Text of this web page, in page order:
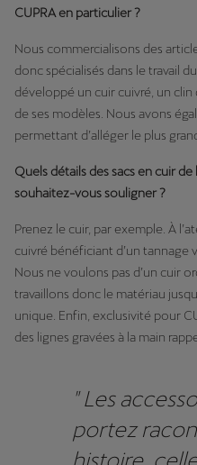
CUPRA en particulier ?
Nous commercialisons des
donc spécialisés dans le travail
développé un cuir cuivré, un
de ses modèles. Nous avons
permettant d’alléger le plus
Quels détails des sacs en cuir
souhaitez-vous souligner ?
Prenez le cuir, par exemple. À
cuivré bénéficiant d’un tannage
Nous ne voulons pas d’un cuir
travaillons donc le matériau
unique. Enfin, exclusivité pour
des lignes gravées à la main
" Les
portez
histoire,